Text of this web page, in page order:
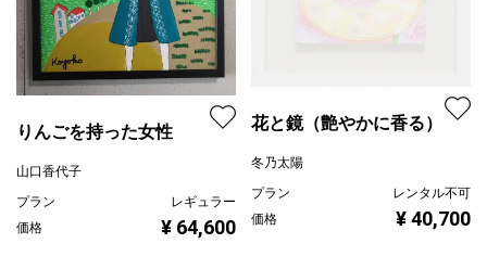
りんごを持った女性
山口香代子
プラン
レギュラー
価格
¥ 64,600
花と鏡（艶やかに香る）
冬乃太陽
プラン
レンタル不可
価格
¥ 40,700